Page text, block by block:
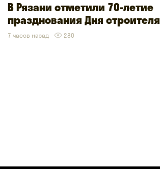
В Рязани отметили 70-летие
празднования Дня строителя
7 часов назад 280